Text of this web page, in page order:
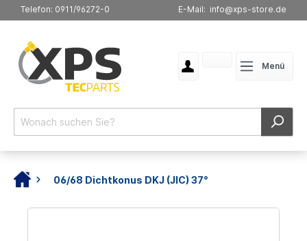
Telefon: 0911/96272-0 E-Mail: info@xps-store.de
Menü
06/68 Dichtkonus DKJ (JIC) 37°